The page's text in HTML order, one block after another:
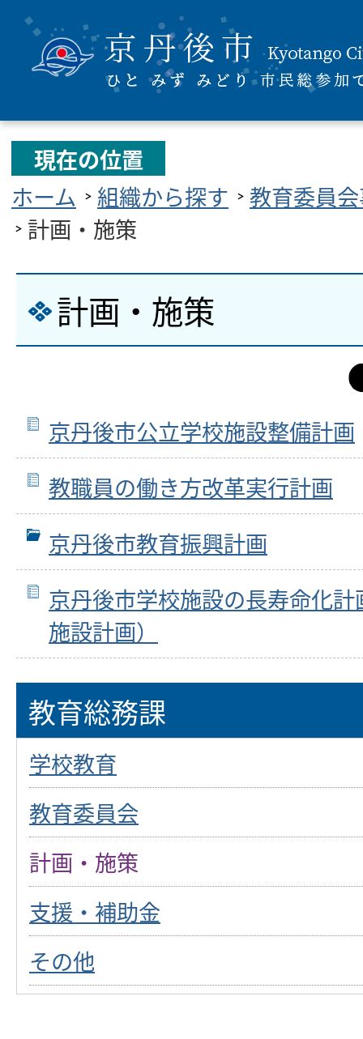
現在の位置
ホーム
組織から探す
教育委員
計画・施策
計画・施策
京丹後市公立学校施設整備計画
教職員の働き方改革実行計画
京丹後市教育振興計画
京丹後市学校施設の長寿命化
施設計画）
教育総務課
学校教育
教育委員会
計画・施策
支援・補助金
その他